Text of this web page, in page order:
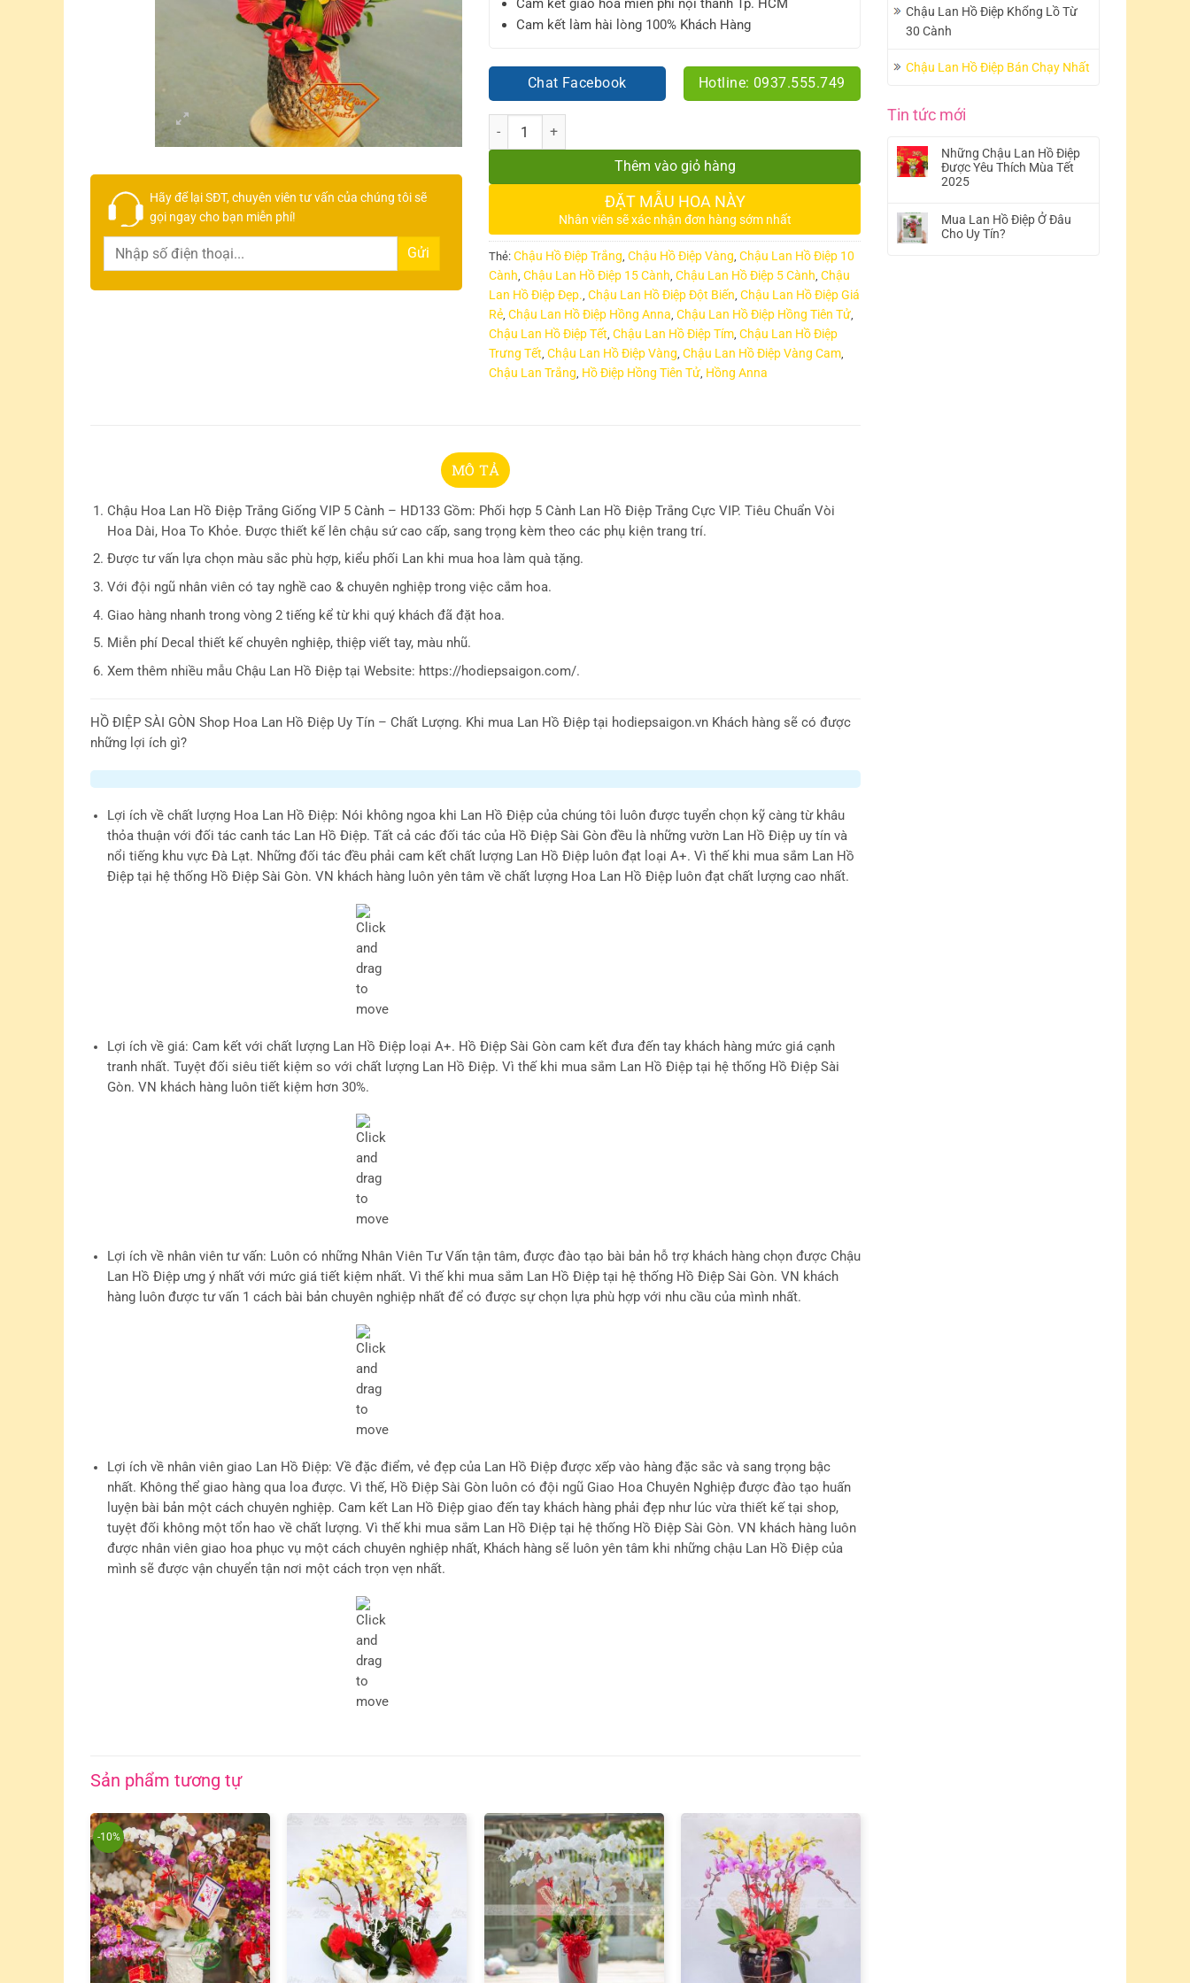
Chậu Lan Hồ Điệp Khổng Lồ Từ
30 Cành
Chậu Lan Hồ Điệp Bán Chạy Nhất
Tin tức mới
Những Chậu Lan Hồ Điệp
Được Yêu Thích Mùa Tết
2025
Mua Lan Hồ Điệp Ở Đâu
Cho Uy Tín?
Hãy để lạiSĐT, chuyên viên tư vấn của chúng tôi sẽ
gọi ngay cho bạn miễn phí!
Cam kết giao hoa miễn phí nội thành Tp. HCM
Cam kết làm hài lòng 100% Khách Hàng
Chat Facebook Hotline: 0937.555.749
Số lượng
Thêm vào giỏ hàng
ĐẶT MẪU HOA NÀY
Nhân viên sẽ xác nhận đơn hàng sớm nhất
Thẻ: Chậu Hồ Điệp Trắng, Chậu Hồ Điệp Vàng, Chậu Lan Hồ Điệp 10
Cành, Chậu Lan Hồ Điệp 15 Cành, Chậu Lan Hồ Điệp 5 Cành, Chậu
Lan Hồ Điệp Đẹp., Chậu Lan Hồ Điệp Đột Biến, Chậu Lan Hồ Điệp Giá
Rẻ, Chậu Lan Hồ Điệp Hồng Anna, Chậu Lan Hồ Điệp Hồng Tiên Tử,
Chậu Lan Hồ Điệp Tết, Chậu Lan Hồ Điệp Tím, Chậu Lan Hồ Điệp
Trưng Tết, Chậu Lan Hồ Điệp Vàng, Chậu Lan Hồ Điệp Vàng Cam,
Chậu Lan Trắng, Hồ Điệp Hồng Tiên Tử, Hồng Anna
MÔ TẢ
Chậu Hoa Lan Hồ Điệp Trắng Giống VIP 5 Cành – HD133 Gồm: Phối hợp 5 Cành Lan Hồ Điệp Trắng Cực VIP. Tiêu Chuẩn Vòi
Hoa Dài, Hoa To Khỏe. Được thiết kế lên chậu sứ cao cấp, sang trọng kèm theo các phụ kiện trang trí.
Được tư vấn lựa chọn màu sắc phù hợp, kiểu phối Lan khi mua hoa làm quà tặng.
Với đội ngũ nhân viên có tay nghề cao & chuyên nghiệp trong việc cắm hoa.
Giao hàng nhanh trong vòng 2 tiếng kể từ khi quý khách đã đặt hoa.
Miễn phí Decal thiết kế chuyên nghiệp, thiệp viết tay, màu nhũ.
Xem thêm nhiều mẫu Chậu Lan Hồ Điệp tại Website: https://hodiepsaigon.com/.
HỒ ĐIỆP SÀI GÒN Shop Hoa Lan Hồ Điệp Uy Tín – Chất Lượng. Khi mua Lan Hồ Điệp tại hodiepsaigon.vn Khách hàng sẽ có được
những lợi ích gì?
Lợi ích về chất lượng Hoa Lan Hồ Điệp: Nói không ngoa khi Lan Hồ Điệp của chúng tôi luôn được tuyển chọn kỹ càng từ khâu
thỏa thuận với đối tác canh tác Lan Hồ Điệp. Tất cả các đối tác của Hồ Điệp Sài Gòn đều là những vườn Lan Hồ Điệp uy tín và
nổi tiếng khu vực Đà Lạt. Những đối tác đều phải cam kết chất lượng Lan Hồ Điệp luôn đạt loại A+. Vì thế khi mua sắm Lan Hồ
Điệp tại hệ thống Hồ Điệp Sài Gòn. VN khách hàng luôn yên tâm về chất lượng Hoa Lan Hồ Điệp luôn đạt chất lượng cao nhất.
Lợi ích về giá: Cam kết với chất lượng Lan Hồ Điệp loại A+. Hồ Điệp Sài Gòn cam kết đưa đến tay khách hàng mức giá cạnh
tranh nhất. Tuyệt đối siêu tiết kiệm so với chất lượng Lan Hồ Điệp. Vì thế khi mua sắm Lan Hồ Điệp tại hệ thống Hồ Điệp Sài
Gòn. VN khách hàng luôn tiết kiệm hơn 30%.
Lợi ích về nhân viên tư vấn: Luôn có những Nhân Viên Tư Vấn tận tâm, được đào tạo bài bản hỗ trợ khách hàng chọn được Chậu
Lan Hồ Điệp ưng ý nhất với mức giá tiết kiệm nhất. Vì thế khi mua sắm Lan Hồ Điệp tại hệ thống Hồ Điệp Sài Gòn. VN khách
hàng luôn được tư vấn 1 cách bài bản chuyên nghiệp nhất để có được sự chọn lựa phù hợp với nhu cầu của mình nhất.
Lợi ích về nhân viên giao Lan Hồ Điệp: Về đặc điểm, vẻ đẹp của Lan Hồ Điệp được xếp vào hàng đặc sắc và sang trọng bậc
nhất. Không thể giao hàng qua loa được. Vì thế, Hồ Điệp Sài Gòn luôn có đội ngũ Giao Hoa Chuyên Nghiệp được đào tạo huấn
luyện bài bản một cách chuyên nghiệp. Cam kết Lan Hồ Điệp giao đến tay khách hàng phải đẹp như lúc vừa thiết kế tại shop,
tuyệt đối không một tổn hao về chất lượng. Vì thế khi mua sắm Lan Hồ Điệp tại hệ thống Hồ Điệp Sài Gòn. VN khách hàng luôn
được nhân viên giao hoa phục vụ một cách chuyên nghiệp nhất, Khách hàng sẽ luôn yên tâm khi những chậu Lan Hồ Điệp của
mình sẽ được vận chuyển tận nơi một cách trọn vẹn nhất.
Sản phẩm tương tự
-10%